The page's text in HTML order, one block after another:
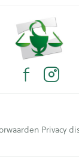
Privacy